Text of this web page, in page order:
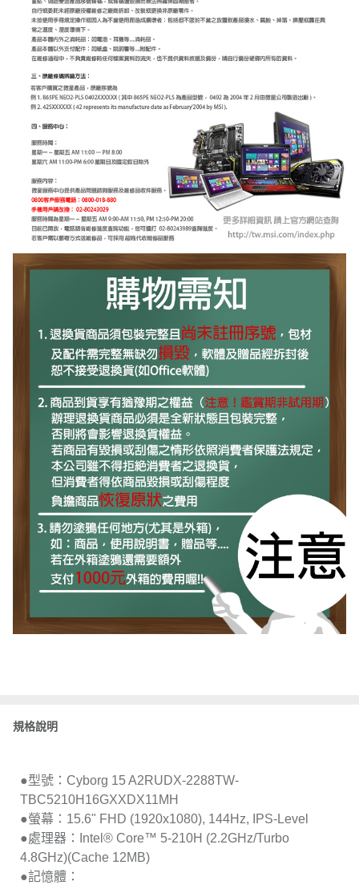
規格說明
●型號：Cyborg 15 A2RUDX-2288TW-
TBC5210H16GXXDX11MH
●螢幕：15.6" FHD (1920x1080), 144Hz, IPS-Level
●處理器：Intel® Core™ 5-210H (2.2GHz/Turbo
4.8GHz)(Cache 12MB)
●記憶體：